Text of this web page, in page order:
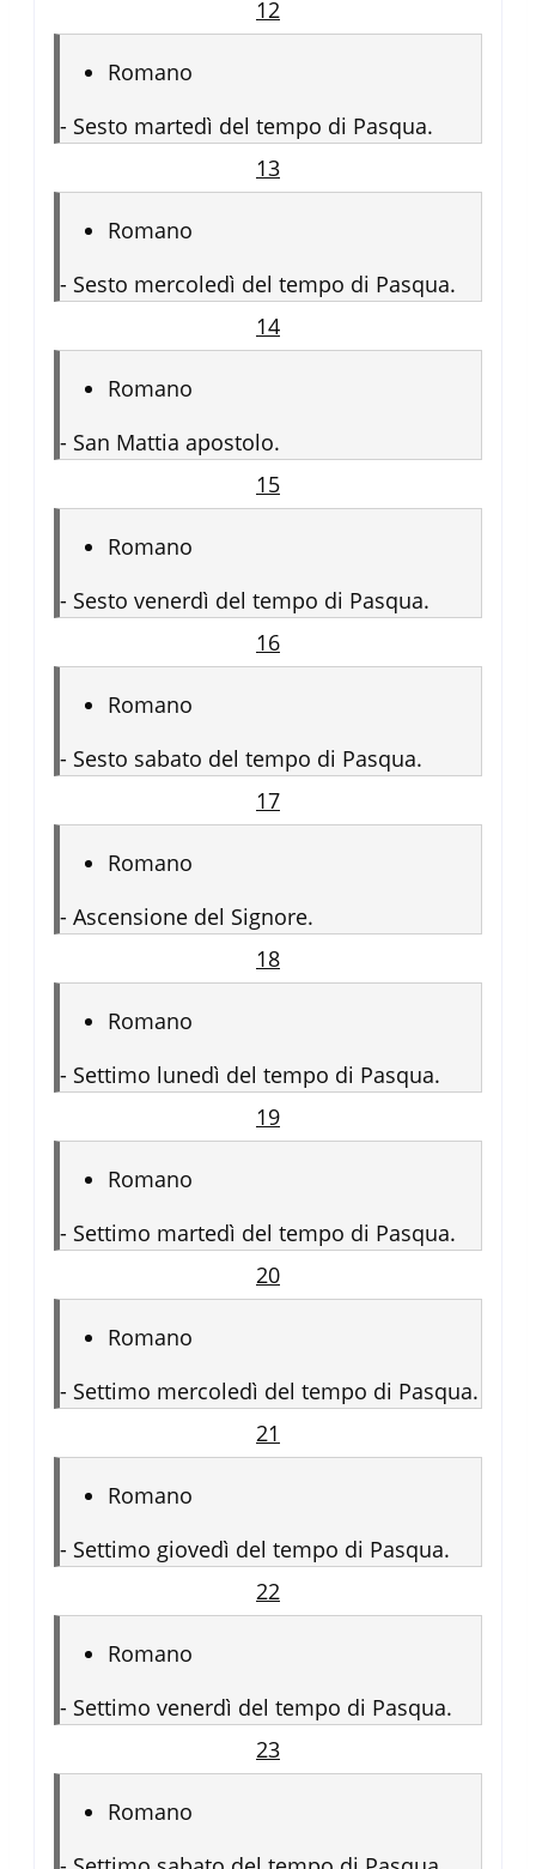
12
Romano
- Sesto martedì del tempo di Pasqua.
13
Romano
- Sesto mercoledì del tempo di Pasqua.
14
Romano
- San Mattia apostolo.
15
Romano
- Sesto venerdì del tempo di Pasqua.
16
Romano
- Sesto sabato del tempo di Pasqua.
17
Romano
- Ascensione del Signore.
18
Romano
- Settimo lunedì del tempo di Pasqua.
19
Romano
- Settimo martedì del tempo di Pasqua.
20
Romano
- Settimo mercoledì del tempo di Pasqua.
21
Romano
- Settimo giovedì del tempo di Pasqua.
22
Romano
- Settimo venerdì del tempo di Pasqua.
23
Romano